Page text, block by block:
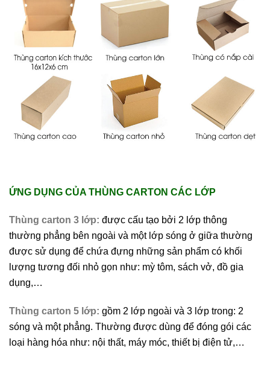
ỨNG DỤNG CỦA THÙNG CARTON CÁC LỚP
Thùng carton 3 lớp: được cấu tạo bởi 2 lớp thông
thường phẳng bên ngoài và một lớp sóng ở giữa thường
được sử dụng để chứa đựng những sản phẩm có khối
lượng tương đối nhỏ gọn như: mỳ tôm, sách vở, đồ gia
dụng,…
Thùng carton 5 lớp: gồm 2 lớp ngoài và 3 lớp trong: 2
sóng và một phẳng. Thường được dùng để đóng gói các
loại hàng hóa như: nội thất, máy móc, thiết bị điện tử,…